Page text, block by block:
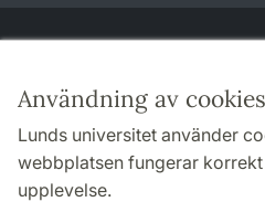
Användning av cookies
Lunds universitet använder
webbplatsen fungerar
upplevelse.